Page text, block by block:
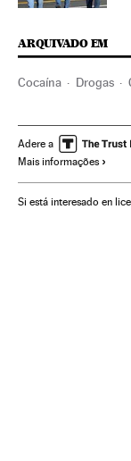
ARQUIVADO EM
Cocaína Drogas
Problemas sociais
Adere a
Mais informações
Si está interesado en